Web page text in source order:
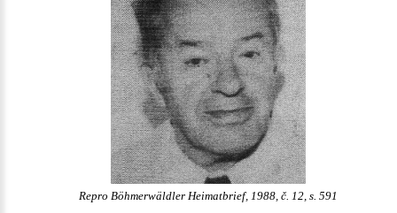
Repro Böhmerwäldler Heimatbrief, 1988, č. 12, s. 591